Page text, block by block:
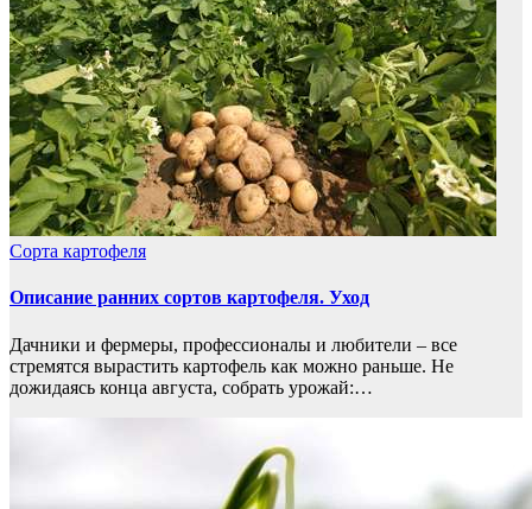
Сорта картофеля
Описание ранних сортов картофеля. Уход
Дачники и фермеры, профессионалы и любители – все
стремятся вырастить картофель как можно раньше. Не
дожидаясь конца августа, собрать урожай:…